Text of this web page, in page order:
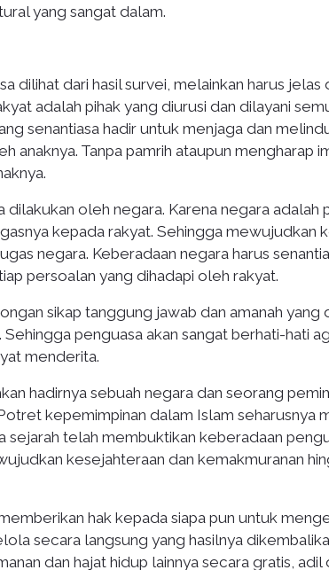
yang sangat dalam.
dilihat dari hasil survei, melainkan harus jelas
adalah pihak yang diurusi dan dilayani
senantiasa hadir untuk menjaga dan
anaknya. Tanpa pamrih ataupun mengharap
oleh negara. Karena negara adalah
kepada rakyat. Sehingga mewujudkan
negara. Keberadaan negara harus
persoalan yang dihadapi oleh rakyat.
sikap tanggung jawab dan amanah yang
penguasa akan sangat berhati-hati
menderita.
hadirnya sebuah negara dan seorang
kepemimpinan dalam Islam seharusnya
sejarah telah membuktikan keberadaan
kesejahteraan dan kemakmuranan
hak kepada siapa pun untuk
secara langsung yang hasilnya
dan hajat hidup lainnya secara gratis,